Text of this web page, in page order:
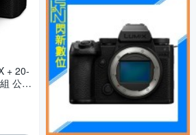
+ 20-
公司